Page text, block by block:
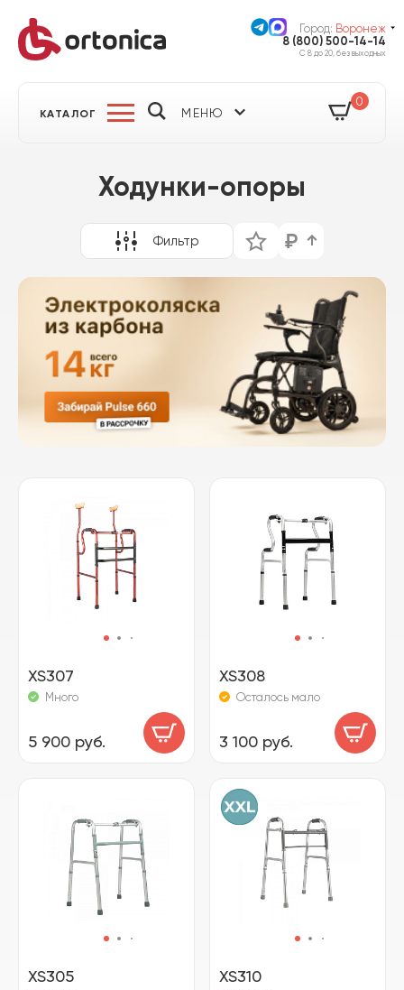
Город: Воронеж
8 (800) 500-14-14
С 8 до 20, без выходных
КАТАЛОГ МЕНЮ
0
Ходунки-опоры
Фильтр
XS307
Много
5 900 руб.
XS308
Осталось мало
3 100 руб.
XS305 XS310